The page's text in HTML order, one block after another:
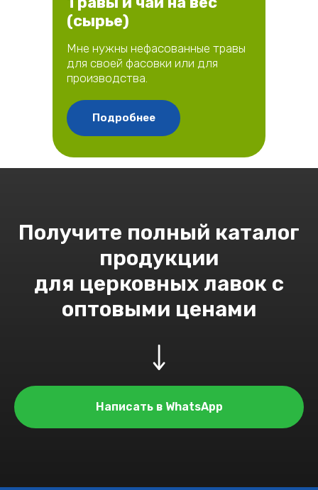
(сырье)
Мне нужны нефасованные травы
для своей фасовки или для
производства.
Подробнее
Получите полный каталог
продукции
для церковных лавок с
оптовыми ценами
Написать в WhatsApp